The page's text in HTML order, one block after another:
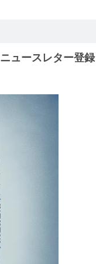
ニュースレター登録